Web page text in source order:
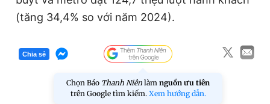
(tăng 34,4% so với năm 2024).
Chia sẻ
Chọn Báo Thanh Niên làm nguồn ưu tiên
trên Google tìm kiếm. Xem hướng dẫn.